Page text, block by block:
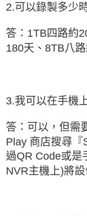
2.可以錄製多少
答：1TB四路約
180天、8TB八路
3.我可以在手機
答：可以，但需
Play 商店搜尋『
過QR Code或是
NVR主機上)將